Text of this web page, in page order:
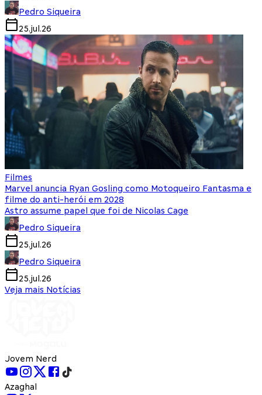
Pedro Siqueira
25.jul.26
Filmes
Marvel anuncia Ryan Gosling como Motoqueiro Fantasma e
filme do anti-herói em 2028
Astro assume papel que foi de Nicolas Cage
Pedro Siqueira
25.jul.26
Pedro Siqueira
25.jul.26
Veja mais Notícias
Jovem Nerd
Azaghal